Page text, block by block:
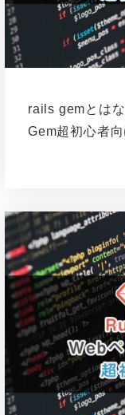
rails gemとは
Gem超初心者向